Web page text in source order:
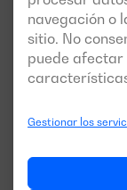
navegación o
sitio. No
puede
Gestionar los
Versión abierta disponible
BGBS 35 ST
POTENCIA:
PRP:30 kVA
VERSIÓN: